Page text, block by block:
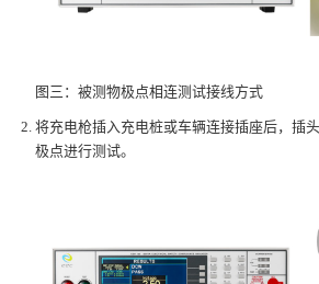
图三：被测物极点相连测试接线方式
将充电枪插入充电桩或车辆连接插座后，插
极点进行测试。